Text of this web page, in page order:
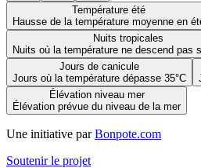
Température été
Hausse de la température moyenne en
Nuits tropicales
Nuits où la température ne descend pas
Jours de canicule
Jours où la température dépasse 35°C
Élévation niveau mer
Élévation prévue du niveau de la mer
Une initiative par Bonpote.com
Soutenir le projet